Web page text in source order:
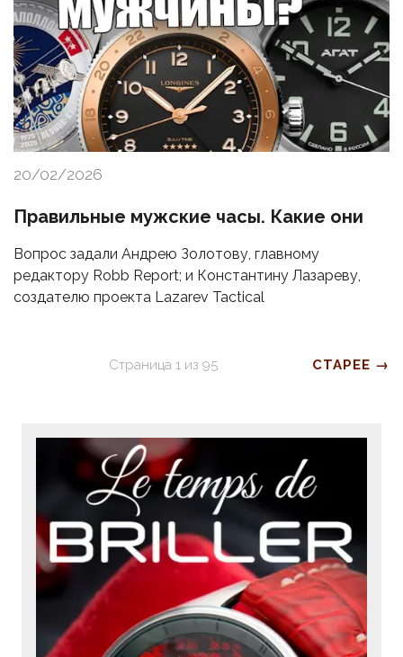
20/02/2026
Правильные мужские часы. Какие они
Вопрос задали Андрею Золотову, главному
редактору Robb Report; и Константину Лазареву,
создателю проекта Lazarev Tactical
Страница 1из 95 СТАРЕЕ →